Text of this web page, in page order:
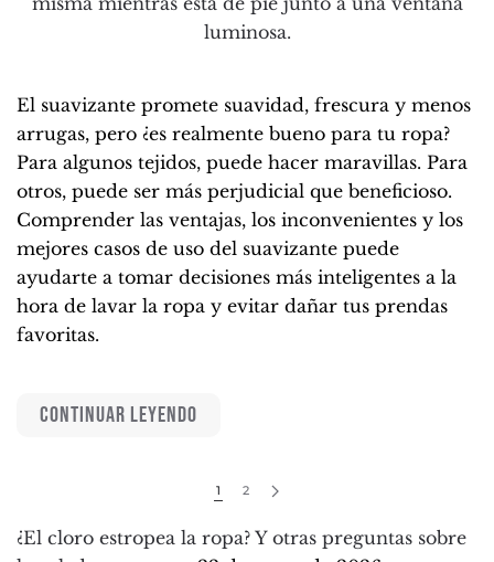
El suavizante promete suavidad, frescura y menos
arrugas, pero ¿es realmente bueno para tu ropa?
Para algunos tejidos, puede hacer maravillas. Para
otros, puede ser más perjudicial que beneficioso.
Comprender las ventajas, los inconvenientes y los
mejores casos de uso del suavizante puede
ayudarte a tomar decisiones más inteligentes a la
hora de lavar la ropa y evitar dañar tus prendas
favoritas.
CONTINUAR LEYENDO
1 2
¿El cloro estropea la ropa? Y otras preguntas sobre